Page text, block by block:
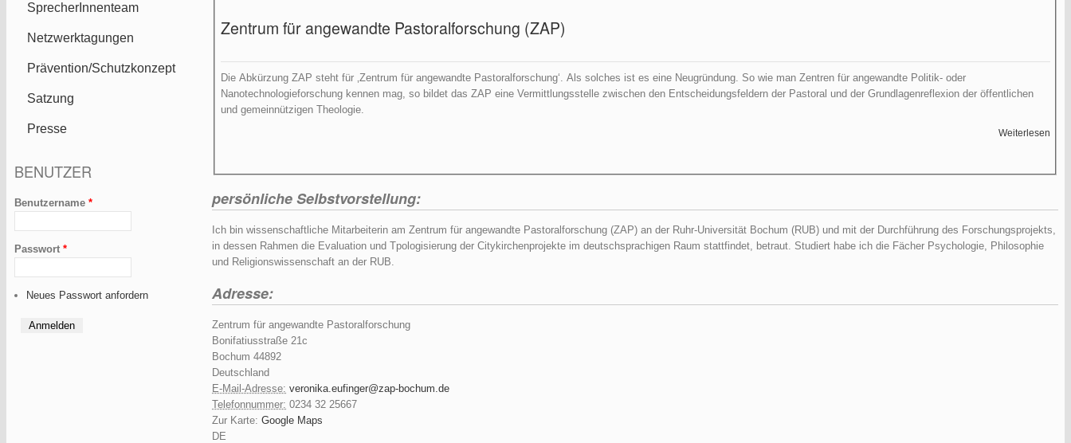
Zentrum für angewandte Pastoralforschung (ZAP)
Die Abkürzung ZAP steht für ‚Zentrum für angewandte Pastoralforschung‘. Als solches ist es eine Neugründung. So wie man Zentren für angewandte Politik- oder
Nanotechnologieforschung kennen mag, so bildet das ZAP eine Vermittlungsstelle zwischen den Entscheidungsfeldern der Pastoral und der Grundlagenreflexion der öffentlichen
und gemeinnützigen Theologie.
Weiterlesen
persönliche Selbstvorstellung:
Ich bin wissenschaftliche Mitarbeiterin am Zentrum für angewandte Pastoralforschung (ZAP) an der Ruhr-Universität Bochum (RUB) und mit der Durchführung des Forschungsprojekts,
in dessen Rahmen die Evaluation und Tpologisierung der Citykirchenprojekte im deutschsprachigen Raum stattfindet, betraut. Studiert habe ich die Fächer Psychologie, Philosophie
und Religionswissenschaft an der RUB.
Adresse:
Zentrum für angewandte Pastoralforschung
Bonifatiusstraße 21c
Bochum 44892
Deutschland
E-Mail-Adresse: veronika.eufinger@zap-bochum.de
Telefonnummer: 0234 32 25667
Zur Karte: Google Maps
DE
SprecherInnenteam
Netzwerktagungen
Prävention/Schutzkonzept
Satzung
Presse
BENUTZER
Benutzername *
Passwort *
Neues Passwort anfordern